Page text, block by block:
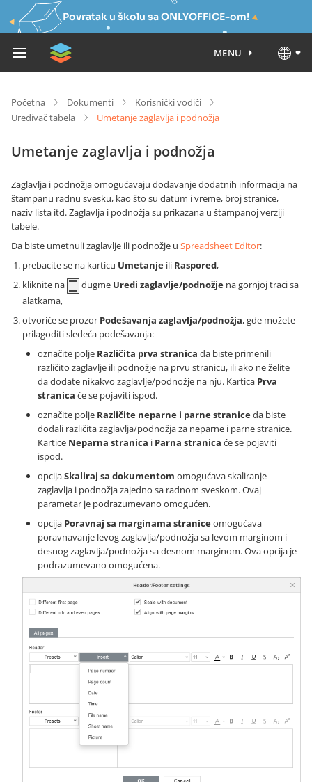
Povratak u školu sa ONLYOFFICE-om!
MENU
Početna Dokumenti
Korisnički vodiči
Uređivač tabela
Umetanje zaglavlja i podnožja
Umetanje zaglavlja i podnožja
Zaglavlja i podnožja omogućavaju dodavanje dodatnih informacija na
štampanu radnu svesku, kao što su datum i vreme, broj stranice,
naziv lista itd. Zaglavlja i podnožja su prikazana u štampanoj verziji
tabele.
Da biste umetnuli zaglavlje ili podnožje u Spreadsheet Editor:
prebacite se na karticu Umetanje ili Raspored,
kliknite na
dugme Uredi zaglavlje/podnožje na gornjoj traci sa
alatkama,
otvoriće se prozor Podešavanja zaglavlja/podnožja, gde možete
prilagoditi sledeća podešavanja:
označite polje Različita prva stranica da biste primenili
različito zaglavlje ili podnožje na prvu stranicu, ili ako ne želite
da dodate nikakvo zaglavlje/podnožje na nju. Kartica Prva
stranica će se pojaviti ispod.
označite polje Različite neparne i parne straniceda biste
dodali različita zaglavlja/podnožja za neparne i parne stranice.
Kartice Neparna stranica i Parna stranica će se pojaviti
ispod.
opcijaSkaliraj sa dokumentom omogućava skaliranje
zaglavlja i podnožja zajedno sa radnom sveskom. Ovaj
parametar je podrazumevano omogućen.
opcija Poravnaj sa marginama straniceomogućava
poravnavanje levog zaglavlja/podnožja sa levom marginom i
desnog zaglavlja/podnožja sa desnom marginom. Ova opcija je
podrazumevano omogućena.